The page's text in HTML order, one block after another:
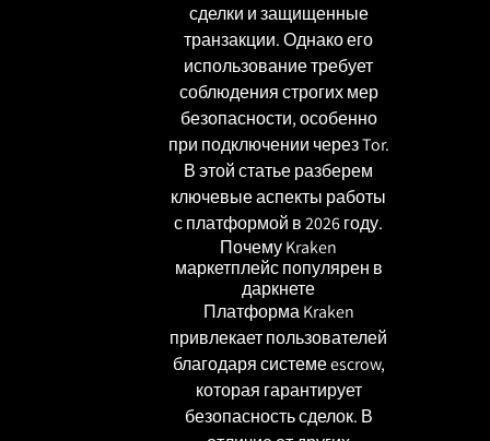
сделки и защищенные
транзакции. Однако его
использование требует
соблюдения строгих мер
безопасности, особенно
при подключении через Tor.
В этой статье разберем
ключевые аспекты работы
с платформой в 2026 году.
Почему Kraken
маркетплейс популярен в
даркнете
Платформа Kraken
привлекает пользователей
благодаря системе escrow,
которая гарантирует
безопасность сделок. В